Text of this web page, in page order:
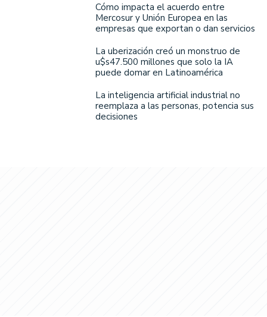
Cómo impacta el acuerdo entre
Mercosur y Unión Europea en las
empresas que exportan o dan servicios
La uberización creó un monstruo de
u$s47.500 millones que solo la IA
puede domar en Latinoamérica
La inteligencia artificial industrial no
reemplaza a las personas, potencia sus
decisiones